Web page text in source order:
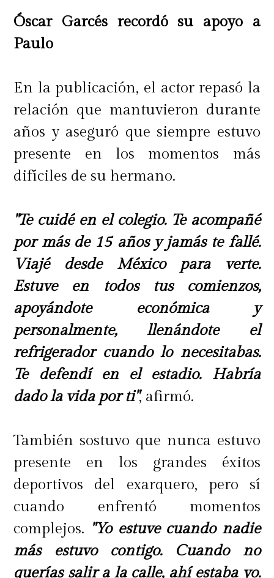
Óscar Garcés recordó su apoyo a
Paulo
En la publicación, el actor repasó la
relación que mantuvieron durante
años y aseguró que siempre estuvo
presente en los momentos más
difíciles de su hermano.
"Te cuidé en el colegio. Te acompañé
por más de 15 años y jamás te fallé.
Viajé desde México para verte.
Estuve en todos tus comienzos,
apoyándote económica y
personalmente, llenándote el
refrigerador cuando lo necesitabas.
Te defendí en el estadio. Habría
dado la vida por ti", afirmó.
También sostuvo que nunca estuvo
presente en los grandes éxitos
deportivos del exarquero, pero sí
cuando enfrentó momentos
complejos. "Yo estuve cuando nadie
más estuvo contigo. Cuando no
querías salir a la calle, ahí estaba yo.